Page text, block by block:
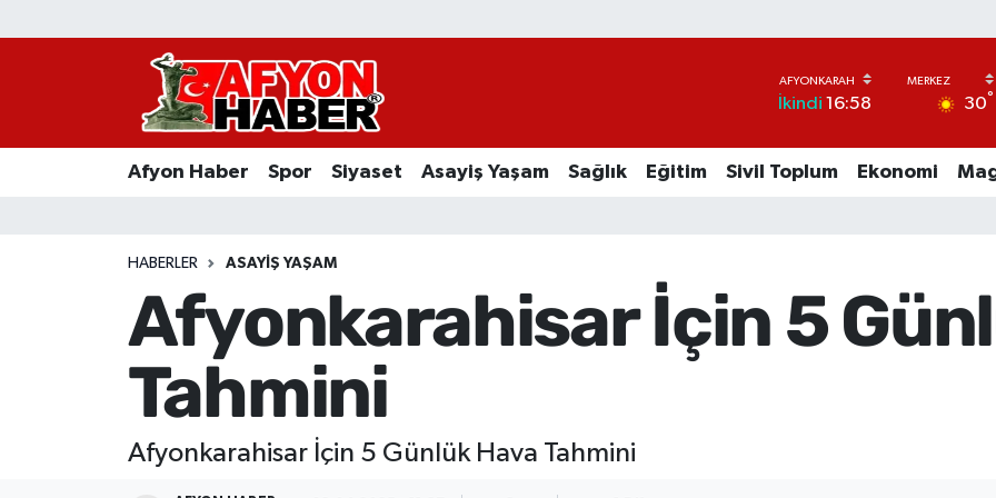
İkindi 16:58 30°
Afyon Haber Spor Siyaset Asayiş Yaşam Sağlık Eğitim Sivil Toplum Ekonomi
HABERLER ASAYIŞ YAŞAM
Afyonkarahisar İçin 5
Tahmini
Afyonkarahisar İçin 5 Günlük Hava Tahmini
Afyon Haber
Asayiş Yaşam